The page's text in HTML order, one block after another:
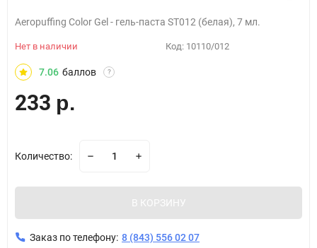
Aeropuffing Color Gel - гель-паста ST012 (белая), 7 мл.
Нет в наличии Код: 10110/012
7.06 баллов ?
233 р.
Количество:
В КОРЗИНУ
Заказ по телефону: 8 (843) 556 02 07